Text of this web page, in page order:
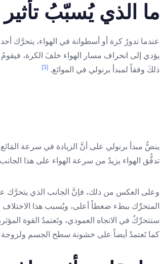
ما الذي يُسبّبُ
عندما تدورُ كرة أو أسطوانة في الهواء، يتحرَّك
يؤدي إلى انحراف مسار الهواء خلفَ الكرة، فيقومُ
ذلكَ وفقاً لمبدأ برنولي في الموائع. [3]
ينصُّ مبدأ برنولي على أنَّ الزيادة في سرعة
تدفُّق الهواء يزيدُ من سرعة الهواء على هذا
وعلى العكس من ذلك، فإنَّ الجانب الذي يتحرَّك
المتحرِّك ببطء ضغطاً أعلى، ويُسبب هذا
ستتحرِّكُ في الاتجاه العمودي، وتَعتمدُ القوة
كما تَعتمدُ أيضاً على خشونة سطح الجسم ولزوجة